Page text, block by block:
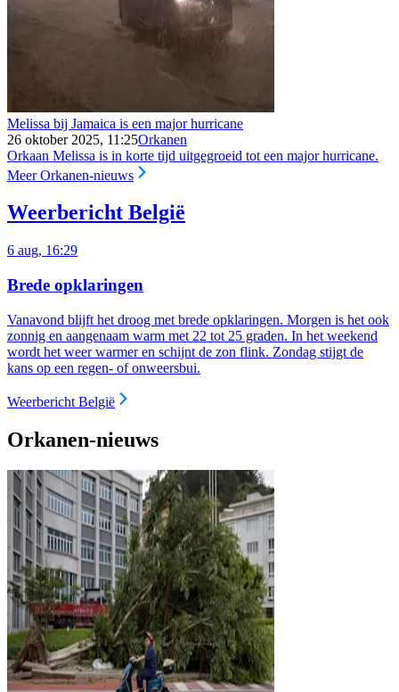
Melissa bij Jamaica is een major hurricane
26 oktober 2025, 11:25Orkanen
Orkaan Melissa is in korte tijd uitgegroeid tot een major hurricane.
Meer Orkanen-nieuws
Weerbericht België
6 aug, 16:29
Brede opklaringen
Vanavond blijft het droog met brede opklaringen. Morgen is het ook
zonnig en aangenaam warm met 22 tot 25 graden. In het weekend
wordt het weer warmer en schijnt de zon flink. Zondag stijgt de
kans op een regen- of onweersbui.
Weerbericht België
Orkanen-nieuws